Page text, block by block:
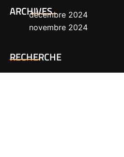
ARCHIVES
décembre 2024
novembre 2024
RECHERCHE